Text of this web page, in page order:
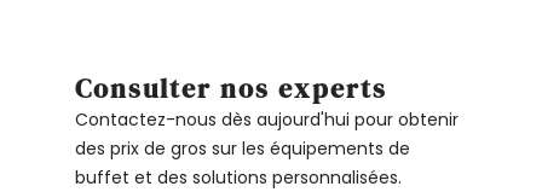
Consulter nos experts
Contactez-nous dès aujourd'hui pour obtenir
des prix de gros sur les équipements de
buffet et des solutions personnalisées.